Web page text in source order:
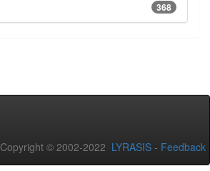
368
Copyright © 2002-2022 LYRASIS - Feedback